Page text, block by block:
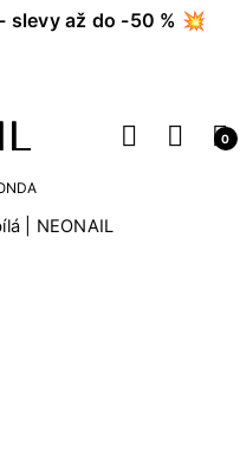
- slevy až do -50 % 💥
0